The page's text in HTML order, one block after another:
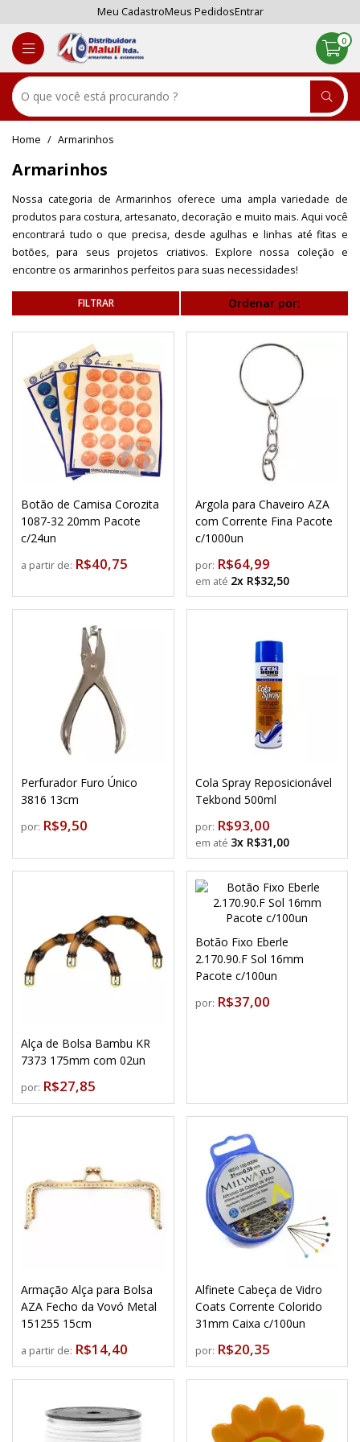
Meu CadastroMeus PedidosEntrar
0
Armarinhos
Armarinhos
Nossa categoria de Armarinhos oferece uma ampla variedade de
produtos para costura, artesanato, decoração e muito mais. Aqui você
encontrará tudo o que precisa, desde agulhas e linhas até fitas e
botões, para seus projetos criativos. Explore nossa coleção e
encontre os armarinhos perfeitos para suas necessidades!
Ordenar por:
Botão de Camisa Corozita
1087-32 20mm Pacote
c/24un
a partir de: R$40,75
Argola para Chaveiro AZA
com Corrente Fina Pacote
c/1000un
por: R$64,99
2x R$32,50
Perfurador Furo Único
3816 13cm
por: R$9,50
Cola Spray Reposicionável
Tekbond 500ml
por: R$93,00
3x R$31,00
Alça de Bolsa Bambu KR
7373 175mm com 02un
por: R$27,85
Botão Fixo Eberle
2.170.90.F Sol 16mm
Pacote c/100un
por: R$37,00
Armação Alça para Bolsa
AZA Fecho da Vovó Metal
151255 15cm
a partir de: R$14,40
Alfinete Cabeça de Vidro
Coats Corrente Colorido
31mm Caixa c/100un
por: R$20,35